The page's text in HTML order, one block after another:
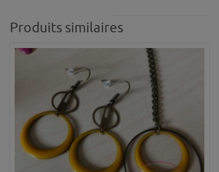
Produits similaires